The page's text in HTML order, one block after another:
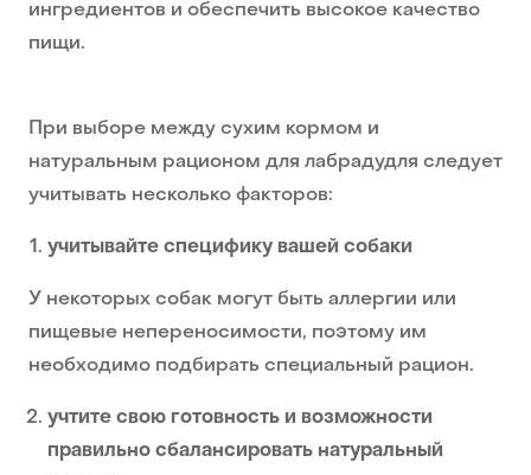
ингредиентов и обеспечить высокое качество
пищи.
При выборе между сухим кормом и
натуральным рационом для лабрадудля следует
учитывать несколько факторов:
учитывайте специфику вашей собаки
У некоторых собак могут быть аллергии или
пищевые непереносимости, поэтому им
необходимо подбирать специальный рацион.
учтите свою готовность и возможности
правильно сбалансировать натуральный